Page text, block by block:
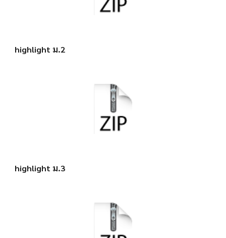
highlight ม.2
highlight ม.3